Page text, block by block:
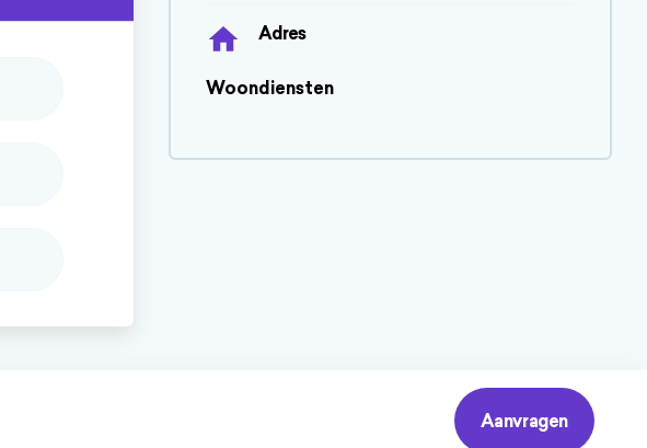
Adres
Woondiensten
Aanvragen